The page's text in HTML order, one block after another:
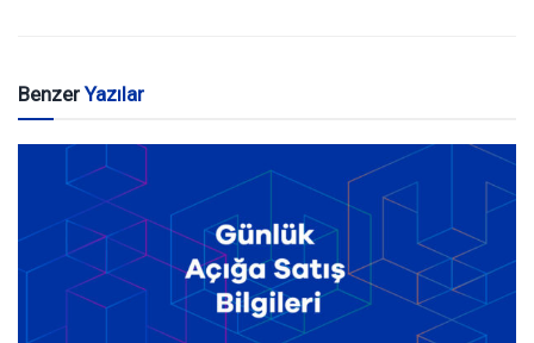
BenzerYazılar